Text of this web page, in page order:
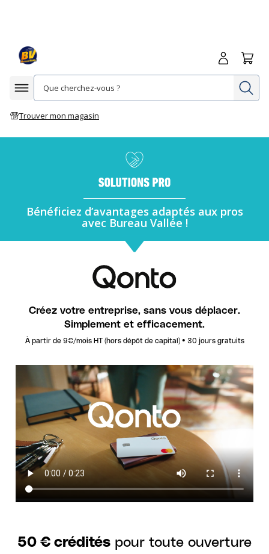
Afficher la navigation
Trouver mon magasin
Me
Bénéficiez d’avantages adaptés aux pros
avec Bureau Vallée !
Créez votre entreprise, sans vous déplacer.
Simplement et efficacement.
À partir de 9€/mois HT (hors dépôt de capital) • 30 jours gratuits
50 € crédités pour toute ouverture